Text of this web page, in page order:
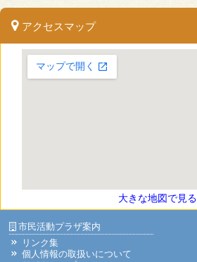
アクセスマップ
大きな地図で見る
市民活動プラザ案内
リンク集
個人情報の取扱いについて